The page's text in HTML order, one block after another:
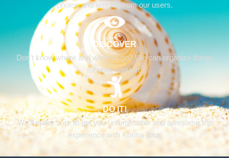
photos and articles from our users.
DISCOVER
Don’t know where and when to go? We can organize things
for your comfort.
DO IT!
We’ll make sure to get you unforgettable and awesome trip
experience with Korina Tour.